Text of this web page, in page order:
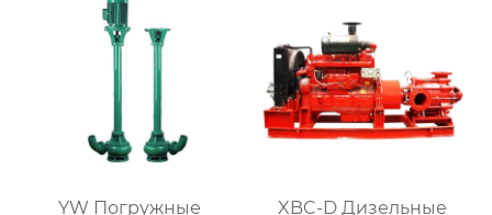
YW Погружные
XBC-D Дизельные